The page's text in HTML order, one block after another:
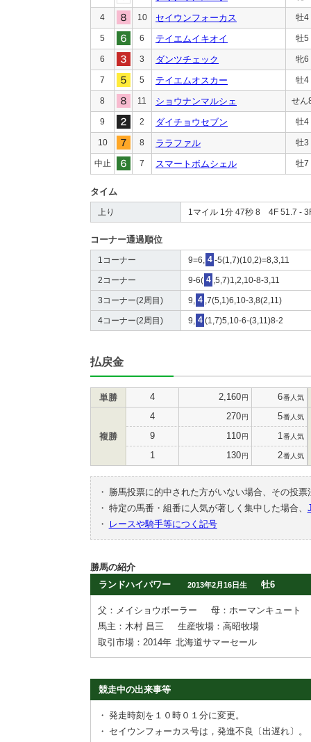
4 10 セイウンフォーカス 牡4
5 6 テイエムイキオイ 牡5
6 3 ダンツチェック 牝6
7 5 テイエムオスカー 牡4
8 11 ショウナンマルシェ せん
9 2 ダイチョウセブン 牡4
10 8 ララファル 牡3
中止 7 スマートボムシェル 牡7
タイム
上り 1マイル 1分 47秒 8 4F 51.7 -
コーナー通過順位
1コーナー 9=6, 4 -5(1,7)(10,2)=8,3,11
2コーナー 9-6( 4 ,5,7)1,2,10-8-3,11
3コーナー(2周目) 9, 4 ,7(5,1)6,10-3,8(2,11)
4コーナー(2周目) 9, 4 (1,7)5,10-6-(3,11)8-2
払戻金
単勝 4 2,160円 6番人気
複勝
4 270円 5番人気
9 110円 1 番人気
1 130円 2番人気
・
勝馬投票に的中された方がいない場合、その投
・ 特定の馬番・組番に人気が著しく集中した場合、
・
レースや騎手等につく記号
勝馬の紹介
ランドハイパワー
2013年2月16日生 牡6
父：メイショウボーラー
母：ホーマンキュート
馬主：木村 昌三
生産牧場：高昭牧場
取引市場：2014年 北海道サマーセール
競走中の出来事等
・ 発走時刻を１０時０１分に変更。
・ セイウンフォーカス号は，発進不良〔出遅れ〕。